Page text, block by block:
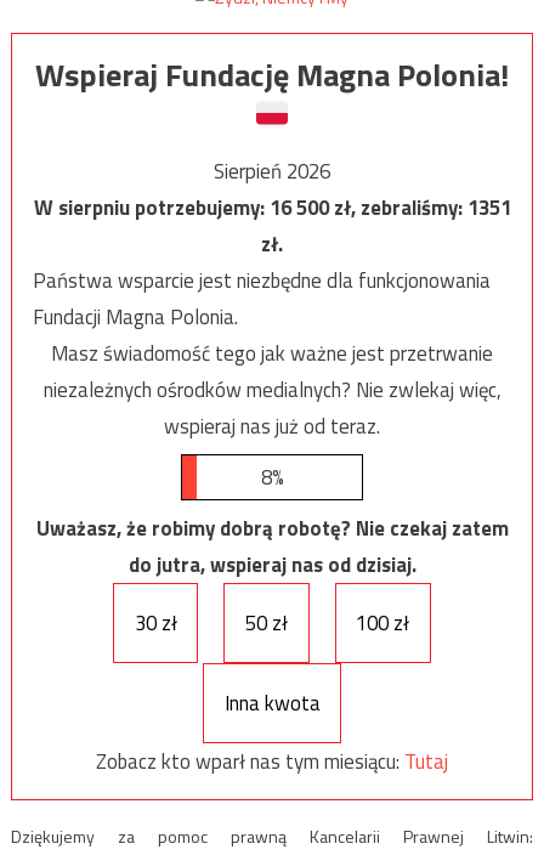
Wspieraj Fundację Magna Polonia!
Sierpień 2026
W sierpniu potrzebujemy:16 500zł, zebraliśmy:1351
zł.
Państwa wsparcie jest niezbędne dla funkcjonowania
Fundacji Magna Polonia.
Masz świadomość tego jak ważne jest przetrwanie
niezależnych ośrodków medialnych? Nie zwlekaj więc,
wspieraj nas już od teraz.
8%
Uważasz, że robimy dobrą robotę? Nie czekaj zatem
do jutra, wspieraj nas od dzisiaj.
30 zł
50 zł 100 zł
Inna kwota
Zobacz kto wparł nas tym miesiącu: Tutaj
Dziękujemy za pomoc prawną Kancelarii Prawnej Litwin: